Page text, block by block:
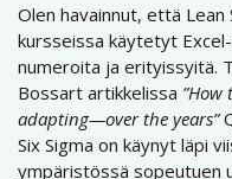
Olen havainnut, että Lean
kursseissa käytetyt
numeroita ja erityissyitä.
Bossart artikkelissa
adapting—over the years”
Six Sigma on käynyt läpi
ympäristössä sopeutuen